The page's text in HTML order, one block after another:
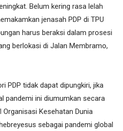
Belum kering rasa lelah
jenasah PDP di TPU
harus beraksi dalam prosesi
berlokasi di Jalan Membramo,
PDP tidak dapat dipungkiri, jika
pandemi ini diumumkan secara
Kesehatan Dunia
sebagai pandemi global